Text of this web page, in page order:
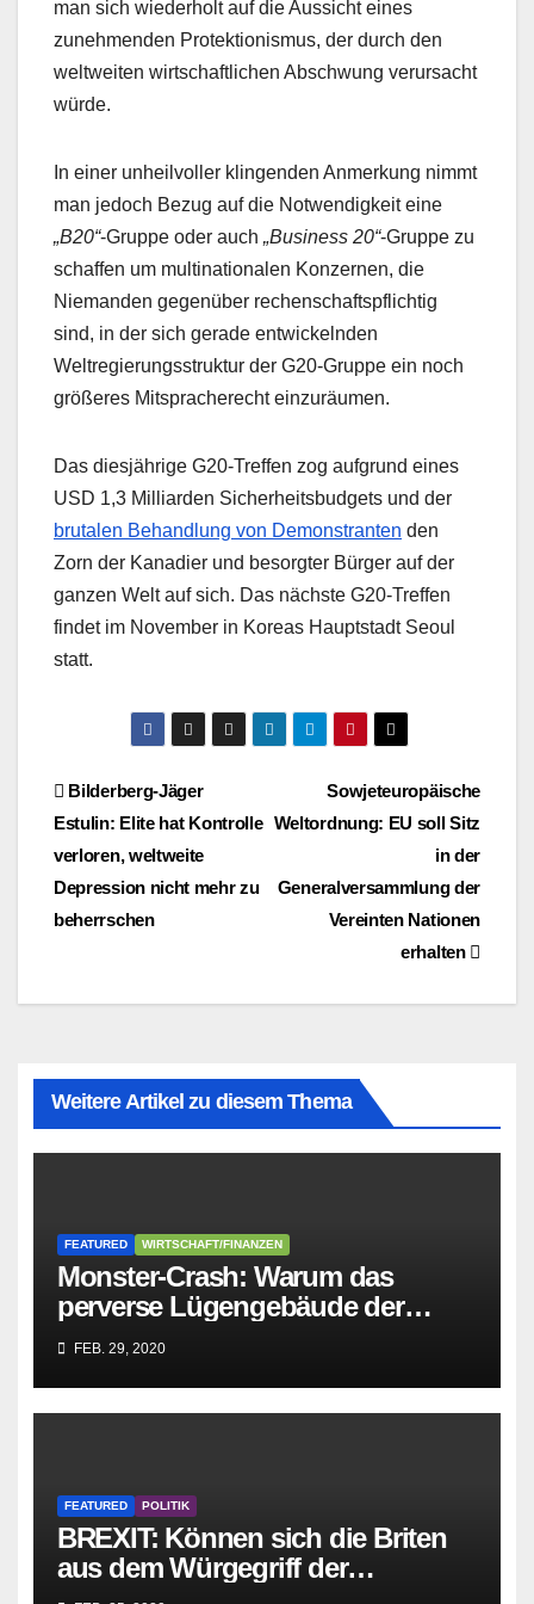
man sich wiederholt auf die Aussicht eines
zunehmenden Protektionismus, der durch den
weltweiten wirtschaftlichen Abschwung verursacht
würde.
In einer unheilvoller klingenden Anmerkung nimmt
man jedoch Bezug auf die Notwendigkeit eine
„B20“-Gruppe oder auch „Business 20“-Gruppe zu
schaffen um multinationalen Konzernen, die
Niemanden gegenüber rechenschaftspflichtig
sind, in der sich gerade entwickelnden
Weltregierungsstruktur der G20-Gruppe ein noch
größeres Mitspracherecht einzuräumen.
Das diesjährige G20-Treffen zog aufgrund eines
USD 1,3 Milliarden Sicherheitsbudgets und der
brutalen Behandlung von Demonstranten den
Zorn der Kanadier und besorgter Bürger auf der
ganzen Welt auf sich. Das nächste G20-Treffen
findet im November in Koreas Hauptstadt Seoul
statt.
BeitragsnavigationSowjeteuropäische
Weltordnung: EU soll Sitz
in der
Generalversammlung der
Vereinten Nationen
erhalten
Bilderberg-Jäger
Estulin: Elite hat Kontrolle
verloren, weltweite
Depression nicht mehr zu
beherrschen
Weitere Artikel zu diesem Thema
FEATURED WIRTSCHAFT/FINANZEN
Monster-Crash: Warum das
perverse Lügengebäude der
Sozialisten in sich
zusammenbricht!
FEB. 29, 2020
FEATURED POLITIK
BREXIT: Können sich die Briten
aus dem Würgegriff der
parasitären EU-Mafia befreien?